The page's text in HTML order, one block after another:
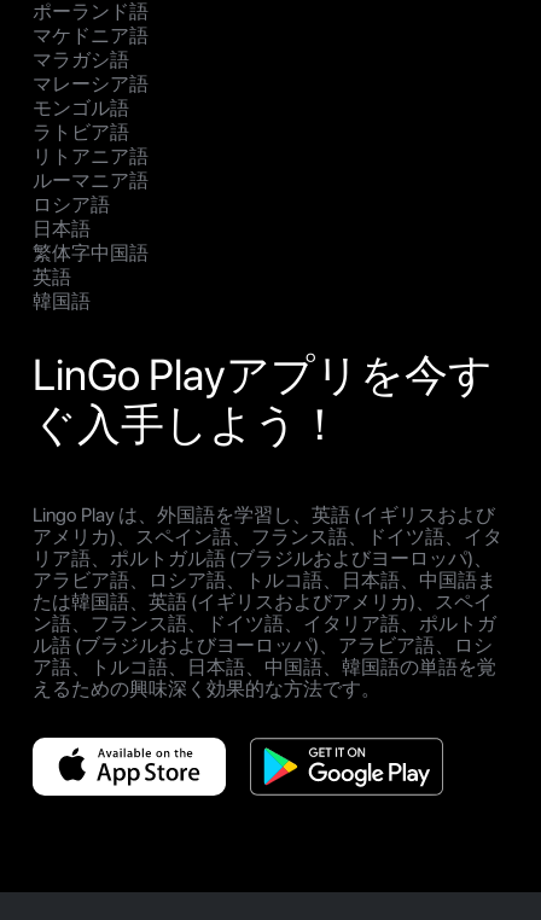
ポーランド語
マケドニア語
マラガシ語
マレーシア語
モンゴル語
ラトビア語
リトアニア語
ルーマニア語
ロシア語
日本語
繁体字中国語
英語
韓国語
LinGo Playアプリを今す
ぐ入手しよう！
Lingo Play は、外国語を学習し、英語 (イギリスおよび
アメリカ)、スペイン語、フランス語、ドイツ語、イタ
リア語、ポルトガル語 (ブラジルおよびヨーロッパ)、
アラビア語、ロシア語、トルコ語、日本語、中国語ま
たは韓国語、英語 (イギリスおよびアメリカ)、スペイ
ン語、フランス語、ドイツ語、イタリア語、ポルトガ
ル語 (ブラジルおよびヨーロッパ)、アラビア語、ロシ
ア語、トルコ語、日本語、中国語、韓国語の単語を覚
えるための興味深く効果的な方法です。